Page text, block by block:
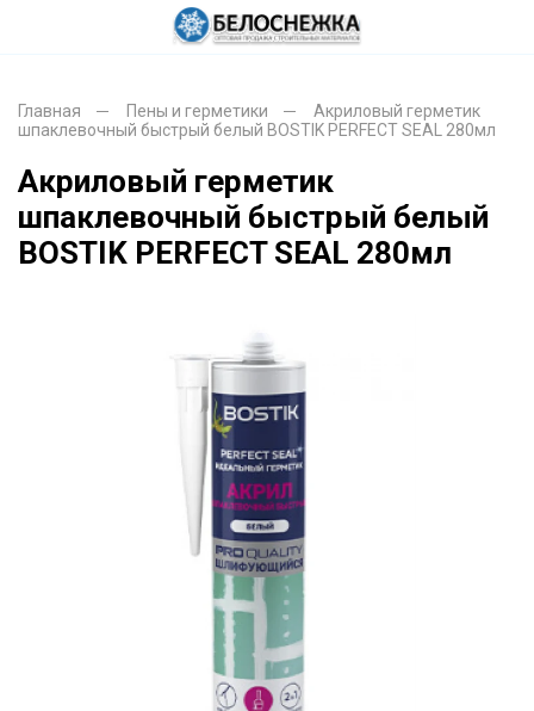
Главная Пены и герметики
Акриловый герметик
шпаклевочный быстрый белый BOSTIK PERFECT SEAL 280мл
Акриловый герметик
шпаклевочный быстрый белый
BOSTIK PERFECT SEAL 280мл